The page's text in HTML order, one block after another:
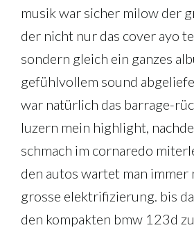
musik war sicher milow der
der nicht nur das cover ayo
sondern gleich ein ganzes
gefühlvollem sound
war natürlich das barrage-
luzern mein highlight,
schmach im cornaredo
den autos wartet man immer
grosse elektrifizierung. bis
den kompakten bmw 123d